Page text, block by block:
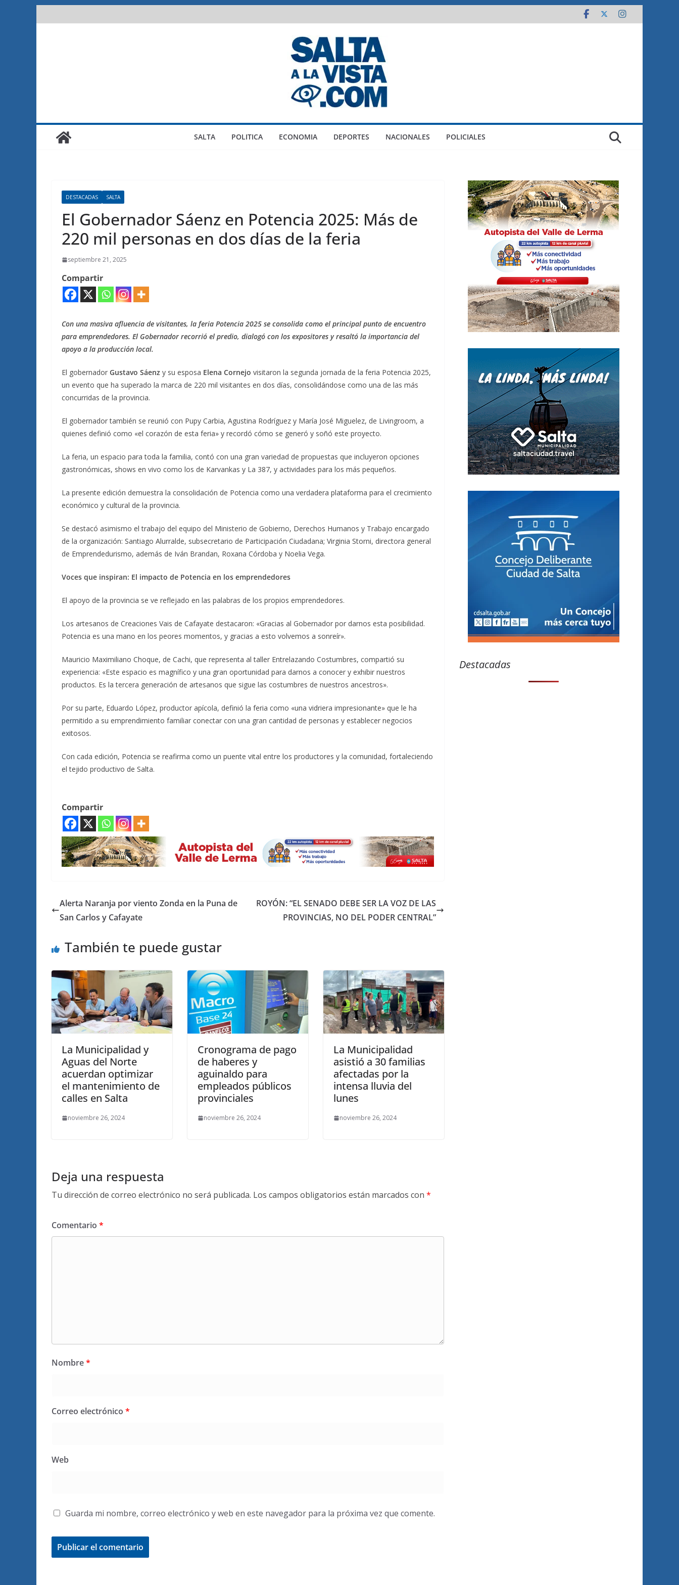
al
SALTA POLITICA ECONOMIA DEPORTES NACIONALES POLICIALES
DESTACADAS SALTA
El Gobernador Sáenz en Potencia 2025: Más de
220 mil personas en dos días de la feria
septiembre 21, 2025
Compartir
Con una masiva afluencia de visitantes, la feria Potencia 2025 se consolida como el principal punto de encuentro
para emprendedores. El Gobernador recorrió el predio, dialogó con los expositores y resaltó la importancia del
apoyo a la producción local.
El gobernador Gustavo Sáenz y su esposa Elena Cornejo visitaron la segunda jornada de la feria Potencia 2025,
un evento que ha superado la marca de 220 mil visitantes en dos días, consolidándose como una de las más
concurridas de la provincia.
El gobernador también se reunió con Pupy Carbia, Agustina Rodríguez y María José Miguelez, de Livingroom, a
quienes definió como «el corazón de esta feria» y recordó cómo se generó y soñó este proyecto.
La feria, un espacio para toda la familia, contó con una gran variedad de propuestas que incluyeron opciones
gastronómicas, shows en vivo como los de Karvankas y La 387, y actividades para los más pequeños.
La presente edición demuestra la consolidación de Potencia como una verdadera plataforma para el crecimiento
económico y cultural de la provincia.
Se destacó asimismo el trabajo del equipo del Ministerio de Gobierno, Derechos Humanos y Trabajo encargado
de la organización: Santiago Alurralde, subsecretario de Participación Ciudadana; Virginia Storni, directora general
de Emprendedurismo, además de Iván Brandan, Roxana Córdoba y Noelia Vega.
Voces que inspiran: El impacto de Potencia en los emprendedores
El apoyo de la provincia se ve reflejado en las palabras de los propios emprendedores.
Los artesanos de Creaciones Vais de Cafayate destacaron: «Gracias al Gobernador por darnos esta posibilidad.
Potencia es una mano en los peores momentos, y gracias a esto volvemos a sonreír».
Mauricio Maximiliano Choque, de Cachi, que representa al taller Entrelazando Costumbres, compartió su
experiencia: «Este espacio es magnífico y una gran oportunidad para darnos a conocer y exhibir nuestros
productos. Es la tercera generación de artesanos que sigue las costumbres de nuestros ancestros».
Por su parte, Eduardo López, productor apícola, definió la feria como «una vidriera impresionante» que le ha
permitido a su emprendimiento familiar conectar con una gran cantidad de personas y establecer negocios
exitosos.
Con cada edición, Potencia se reafirma como un puente vital entre los productores y la comunidad, fortaleciendo
el tejido productivo de Salta.
Compartir
Alerta Naranja por viento Zonda en la Puna de
San Carlos y Cafayate
ROYÓN: “EL SENADO DEBE SER LA VOZ DE LAS
PROVINCIAS, NO DEL PODER CENTRAL”
También te puede gustar
La Municipalidad y
Aguas del Norte
acuerdan optimizar
el mantenimiento de
calles en Salta
noviembre 26, 2024
Cronograma de pago
de haberes y
aguinaldo para
empleados públicos
provinciales
noviembre 26, 2024
La Municipalidad
asistió a 30 familias
afectadas por la
intensa lluvia del
lunes
noviembre 26, 2024
Deja una respuesta
Tu dirección de correo electrónico no será publicada. Los campos obligatorios están marcados con *
Comentario *
Nombre*
Correo electrónico *
Web
Guarda mi nombre, correo electrónico y web en este navegador para la próxima vez que comente.
Destacadas